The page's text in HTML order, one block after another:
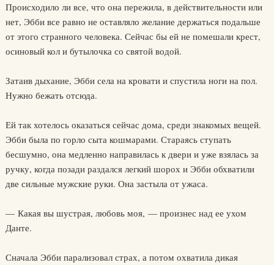
Происходило ли все, что она пережила, в действительности или
нет, Эбби все равно не оставляло желание держаться подальше
от этого странного человека. Сейчас бы ей не помешали крест,
осиновый кол и бутылочка со святой водой.
Затаив дыхание, Эбби села на кровати и спустила ноги на пол.
Нужно бежать отсюда.
Ей так хотелось оказаться сейчас дома, среди знакомых вещей.
Эбби была по горло сыта кошмарами. Стараясь ступать
бесшумно, она медленно направилась к двери и уже взялась за
ручку, когда позади раздался легкий шорох и Эбби обхватили
две сильные мужские руки. Она застыла от ужаса.
— Какая вы шустрая, любовь моя, — произнес над ее ухом
Данте.
Сначала Эбби парализовал страх, а потом охватила дикая